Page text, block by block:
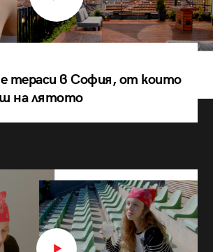
тераси в София, от които
на лятото